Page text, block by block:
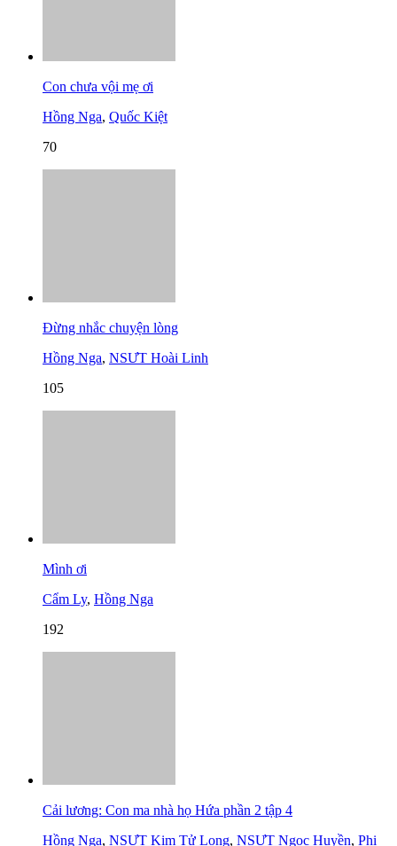
Con chưa vội mẹ ơi
Hồng Nga, Quốc Kiệt
70
Đừng nhắc chuyện lòng
Hồng Nga, NSƯT Hoài Linh
105
Mình ơi
Cẩm Ly, Hồng Nga
192
Cải lương: Con ma nhà họ Hứa phần 2 tập 4
Hồng Nga, NSƯT Kim Tử Long, NSƯT Ngọc Huyền, Phi